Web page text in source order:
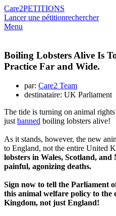
Care2PETITIONS
Lancer une pétitionrechercher
Menu
Boiling Lobsters Alive Is
Practice Far and Wide.
par: Care2 Team
destinataire: UK Parliament
The tide is turning on animal
justbanned boiling lobsters alive!
As it stands, however, the new
to England, not the entire United
lobsters in Wales, Scotland,
painful, agonizing deaths.
Sign now to tell the Parliament
this animal welfare policy to the
Kingdom, not just England!